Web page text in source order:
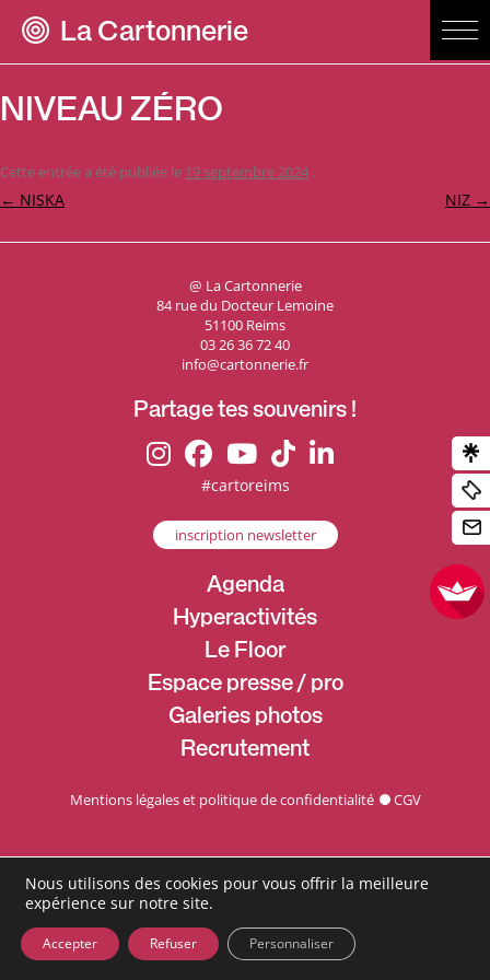
La Cartonnerie
NIVEAU ZÉRO
Cette entrée a été publiée le 19 septembre 2024 .
Navigation
← NISKA NIZ →
@ La Cartonnerie
84 rue du Docteur Lemoine
51100 Reims
03 26 36 72 40
info@cartonnerie.fr
Partage tes souvenirs !
#cartoreims
inscription newsletter
Agenda
Hyperactivités
Le Floor
Espace presse / pro
Galeries photos
Recrutement
Mentions légales et politique de confidentialité CGV
Nous utilisons des cookies pour vous offrir la meilleure
expérience sur notre site.
Accepter Refuser Personnaliser